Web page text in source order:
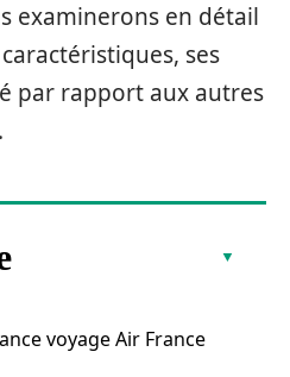
examinerons en détail
ses
par rapport aux autres
voyage Air France